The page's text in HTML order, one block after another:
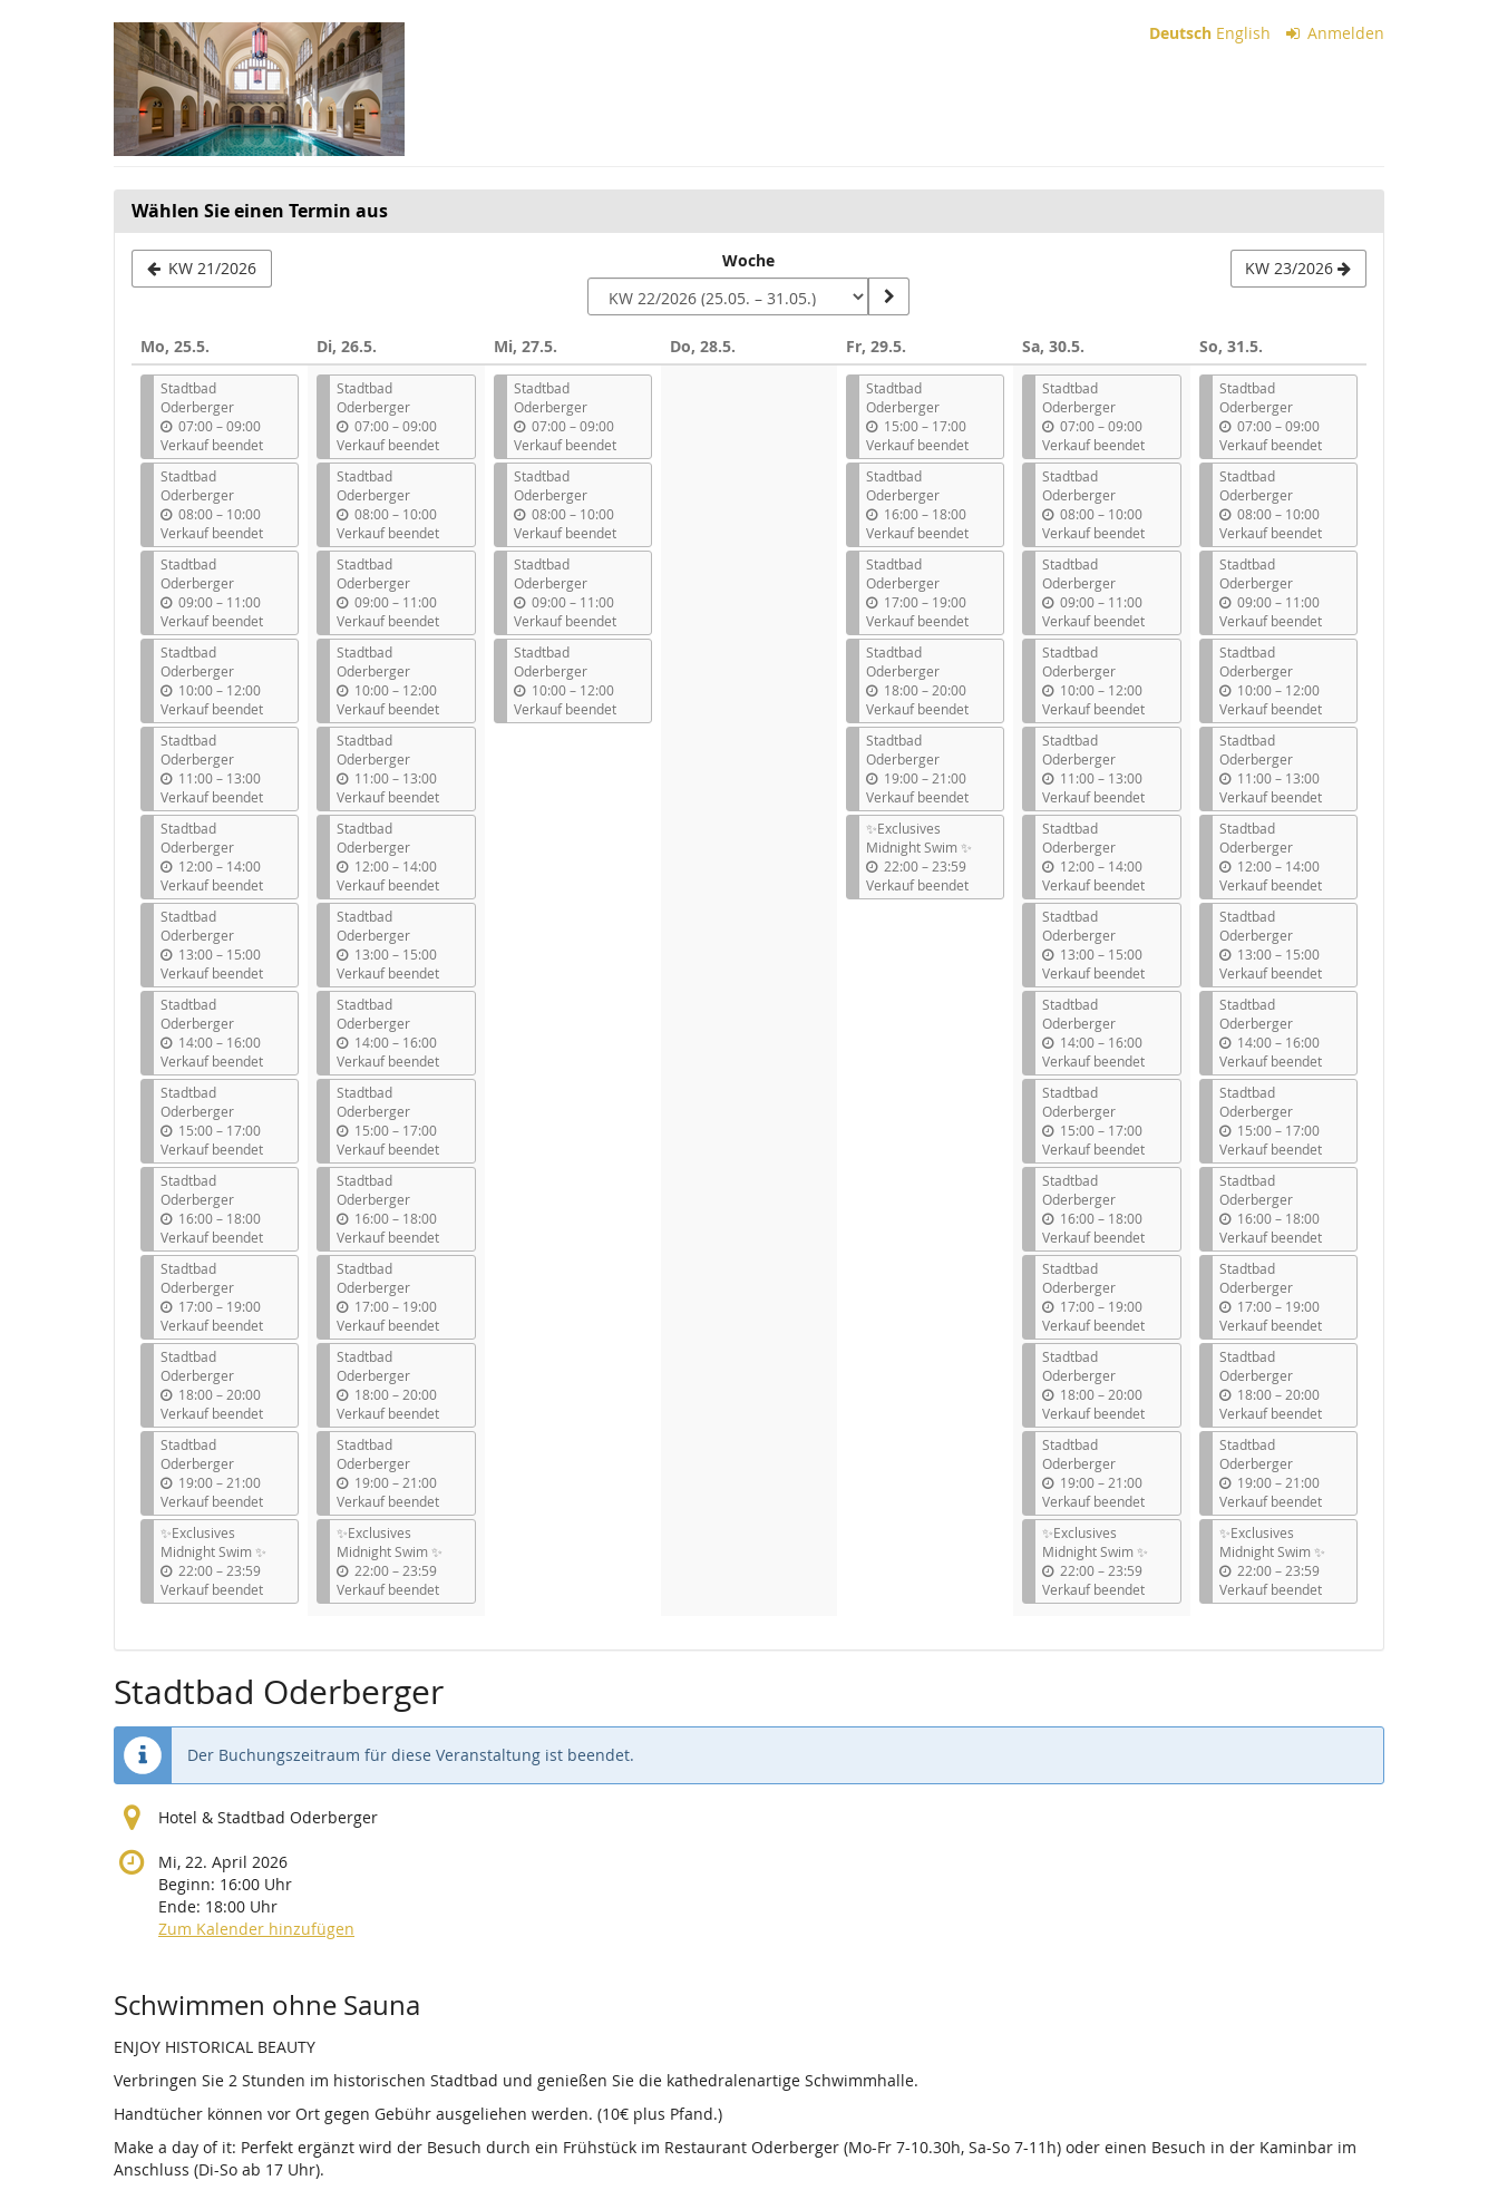
Deutsch English Anmelden
Wählen Sie einen Termin aus
KW 21/2026
auswählen
Woche KW 23/2026
Mo, 25.5.
Stadtbad
Oderberger
07:00–b
i
s
09:00
Verkauf beendet
Stadtbad
Oderberger
08:00–b
i
s
10:00
Verkauf beendet
Stadtbad
Oderberger
09:00–b
i
s
11:00
Verkauf beendet
Stadtbad
Oderberger
10:00–b
i
s
12:00
Verkauf beendet
Stadtbad
Oderberger
11:00–b
i
s
13:00
Verkauf beendet
Stadtbad
Oderberger
12:00–b
i
s
14:00
Verkauf beendet
Stadtbad
Oderberger
13:00–b
i
s
15:00
Verkauf beendet
Stadtbad
Oderberger
14:00–b
i
s
16:00
Verkauf beendet
Stadtbad
Oderberger
15:00–b
i
s
17:00
Verkauf beendet
Stadtbad
Oderberger
16:00–b
i
s
18:00
Verkauf beendet
Stadtbad
Oderberger
17:00–b
i
s
19:00
Verkauf beendet
Stadtbad
Oderberger
18:00–b
i
s
20:00
Verkauf beendet
Stadtbad
Oderberger
19:00–b
i
s
21:00
Verkauf beendet
✨Exclusives
Midnight Swim ✨
22:00–b
i
s
23:59
Verkauf beendet
Di, 26.5.
Stadtbad
Oderberger
07:00 –b
i
s
09:00
Verkauf beendet
Stadtbad
Oderberger
08:00 –b
i
s
10:00
Verkauf beendet
Stadtbad
Oderberger
09:00 –b
i
s
11:00
Verkauf beendet
Stadtbad
Oderberger
10:00 –b
i
s
12:00
Verkauf beendet
Stadtbad
Oderberger
11:00 –b
i
s
13:00
Verkauf beendet
Stadtbad
Oderberger
12:00 –b
i
s
14:00
Verkauf beendet
Stadtbad
Oderberger
13:00 –b
i
s
15:00
Verkauf beendet
Stadtbad
Oderberger
14:00 –b
i
s
16:00
Verkauf beendet
Stadtbad
Oderberger
15:00 –b
i
s
17:00
Verkauf beendet
Stadtbad
Oderberger
16:00 –b
i
s
18:00
Verkauf beendet
Stadtbad
Oderberger
17:00 –b
i
s
19:00
Verkauf beendet
Stadtbad
Oderberger
18:00 –b
i
s
20:00
Verkauf beendet
Stadtbad
Oderberger
19:00 –b
i
s
21:00
Verkauf beendet
✨Exclusives
Midnight Swim ✨
22:00 –b
i
s
23:59
Verkauf beendet
Mi, 27.5.
Stadtbad
Oderberger
07:00 –b
i
s
09:00
Verkauf beendet
Stadtbad
Oderberger
08:00 –b
i
s
10:00
Verkauf beendet
Stadtbad
Oderberger
09:00 –b
i
s
11:00
Verkauf beendet
Stadtbad
Oderberger
10:00 –b
i
s
12:00
Verkauf beendet
Do, 28.5. Fr, 29.5.
Stadtbad
Oderberger
15:00–b
i
s
17:00
Verkauf beendet
Stadtbad
Oderberger
16:00–b
i
s
18:00
Verkauf beendet
Stadtbad
Oderberger
17:00–b
i
s
19:00
Verkauf beendet
Stadtbad
Oderberger
18:00–b
i
s
20:00
Verkauf beendet
Stadtbad
Oderberger
19:00–b
i
s
21:00
Verkauf beendet
✨Exclusives
Midnight Swim ✨
22:00–b
i
s
23:59
Verkauf beendet
Sa, 30.5.
Stadtbad
Oderberger
07:00 –b
i
s
09:00
Verkauf beendet
Stadtbad
Oderberger
08:00 –b
i
s
10:00
Verkauf beendet
Stadtbad
Oderberger
09:00 –b
i
s
11:00
Verkauf beendet
Stadtbad
Oderberger
10:00 –b
i
s
12:00
Verkauf beendet
Stadtbad
Oderberger
11:00 –b
i
s
13:00
Verkauf beendet
Stadtbad
Oderberger
12:00 –b
i
s
14:00
Verkauf beendet
Stadtbad
Oderberger
13:00 –b
i
s
15:00
Verkauf beendet
Stadtbad
Oderberger
14:00 –b
i
s
16:00
Verkauf beendet
Stadtbad
Oderberger
15:00 –b
i
s
17:00
Verkauf beendet
Stadtbad
Oderberger
16:00 –b
i
s
18:00
Verkauf beendet
Stadtbad
Oderberger
17:00 –b
i
s
19:00
Verkauf beendet
Stadtbad
Oderberger
18:00 –b
i
s
20:00
Verkauf beendet
Stadtbad
Oderberger
19:00 –b
i
s
21:00
Verkauf beendet
✨Exclusives
Midnight Swim ✨
22:00 –b
i
s
23:59
Verkauf beendet
So, 31.5.
Stadtbad
Oderberger
07:00 –b
i
s
09:00
Verkauf beendet
Stadtbad
Oderberger
08:00 –b
i
s
10:00
Verkauf beendet
Stadtbad
Oderberger
09:00 –b
i
s
11:00
Verkauf beendet
Stadtbad
Oderberger
10:00 –b
i
s
12:00
Verkauf beendet
Stadtbad
Oderberger
11:00 –b
i
s
13:00
Verkauf beendet
Stadtbad
Oderberger
12:00 –b
i
s
14:00
Verkauf beendet
Stadtbad
Oderberger
13:00 –b
i
s
15:00
Verkauf beendet
Stadtbad
Oderberger
14:00 –b
i
s
16:00
Verkauf beendet
Stadtbad
Oderberger
15:00 –b
i
s
17:00
Verkauf beendet
Stadtbad
Oderberger
16:00 –b
i
s
18:00
Verkauf beendet
Stadtbad
Oderberger
17:00 –b
i
s
19:00
Verkauf beendet
Stadtbad
Oderberger
18:00 –b
i
s
20:00
Verkauf beendet
Stadtbad
Oderberger
19:00 –b
i
s
21:00
Verkauf beendet
✨Exclusives
Midnight Swim ✨
22:00 –b
i
s
23:59
Verkauf beendet
Stadtbad Oderberger
Der Buchungszeitraum für diese Veranstaltung ist beendet.
Hotel & Stadtbad Oderberger
Mi, 22. April 2026
Beginn: 16:00 Uhr
Ende: 18:00 Uhr
Zum Kalender hinzufügen
Produkte
Schwimmen ohne Sauna
ENJOY HISTORICAL BEAUTY
Verbringen Sie 2 Stunden im historischen Stadtbad und genießen Sie die kathedralenartige Schwimmhalle.
Handtücher können vor Ort gegen Gebühr ausgeliehen werden. (10€ plus Pfand.)
Make a day of it: Perfekt ergänzt wird der Besuch durch ein Frühstück im Restaurant Oderberger (Mo-Fr 7-10.30h, Sa-So 7-11h) oder einen Besuch in der Kaminbar im
Anschluss (Di-So ab 17 Uhr).